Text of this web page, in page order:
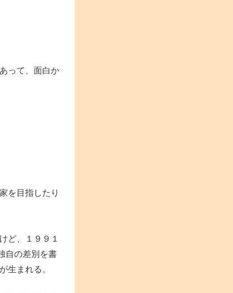
って、面白か
を目指したり
ど、１９９１
自の差別を書
生まれる。